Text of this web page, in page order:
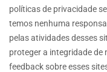
políticas de privacidade
temos nenhuma
pelas atividades desses
proteger a integridade de
feedback sobre esses